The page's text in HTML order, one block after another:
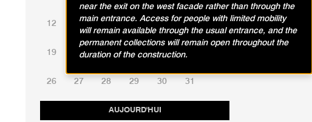
AUJOURD'HUI
12 13 14 15 16 17 18
19 20 21 22 23 24
26 27 28 29 30 31
near the exit on the west facade rather than through the
main entrance. Access for people with limited mobility
will remain available through the usual entrance, and the
permanent collections will remain open throughout the
duration of the construction.